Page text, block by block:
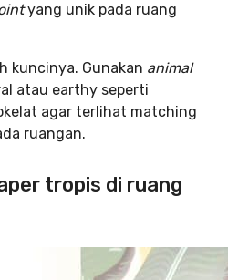
yang unik pada ruang
kuncinya. Gunakan animal
atau earthy seperti
agar terlihat matching
ruangan.
tropis di ruang